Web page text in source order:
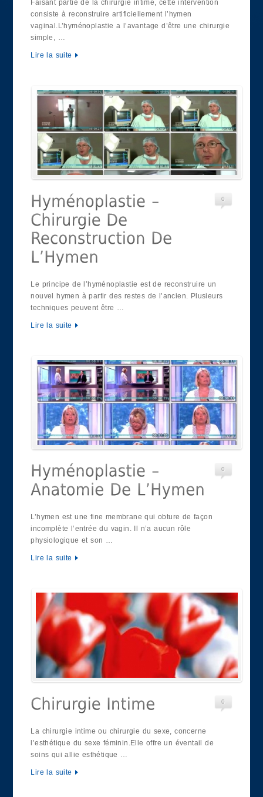
Faisant partie de la chirurgie intime, cette intervention
consiste à reconstruire artificiellement l’hymen
vaginal.L’hyménoplastie a l’avantage d’être une chirurgie
simple, …
Lire la suite
0
Le principe de l’hyménoplastie est de reconstruire un
nouvel hymen à partir des restes de l’ancien. Plusieurs
techniques peuvent être …
Lire la suite
0
L’hymen est une fine membrane qui obture de façon
incomplète l’entrée du vagin. Il n’a aucun rôle
physiologique et son …
Lire la suite
0
La chirurgie intime ou chirurgie du sexe, concerne
l’esthétique du sexe féminin.Elle offre un éventail de
soins qui allie esthétique …
Lire la suite